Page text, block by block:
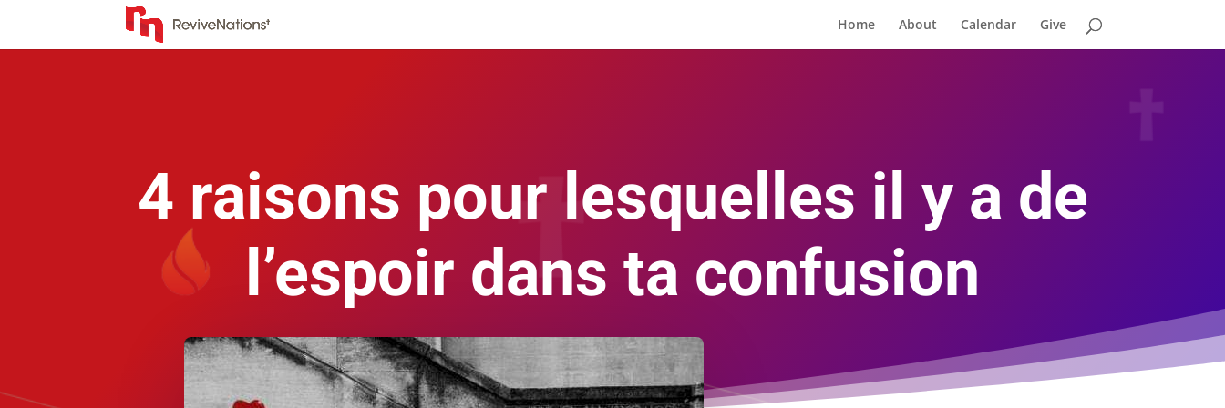
Home About Calendar Give
4 raisons pour lesquelles il y a de
l’espoir dans ta confusion